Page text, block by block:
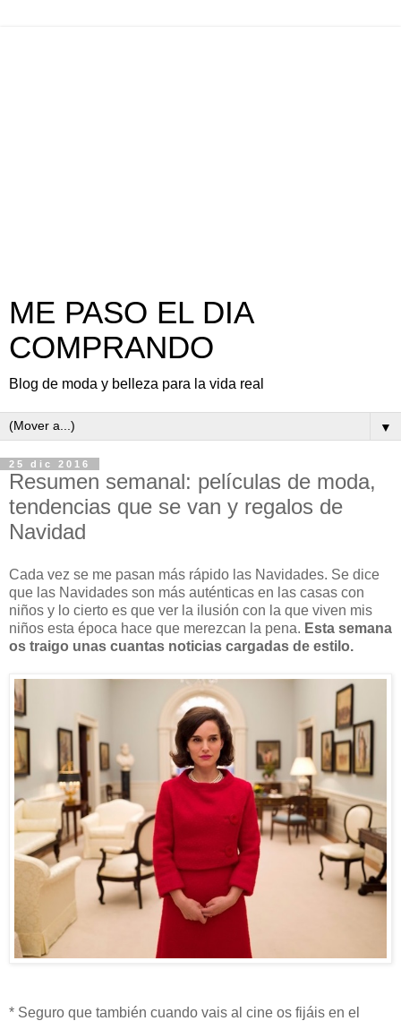
ME PASO EL DIA
COMPRANDO
Blog de moda y belleza para la vida real
▼
25 dic 2016
Resumen semanal: películas de moda,
tendencias que se van y regalos de
Navidad
Cada vez se me pasan más rápido las Navidades. Se dice
que las Navidades son más auténticas en las casas con
niños y lo cierto es que ver la ilusión con la que viven mis
niños esta época hace que merezcan la pena. Esta semana
os traigo unas cuantas noticias cargadas de estilo.
* Seguro que también cuando vais al cine os fijáis en el